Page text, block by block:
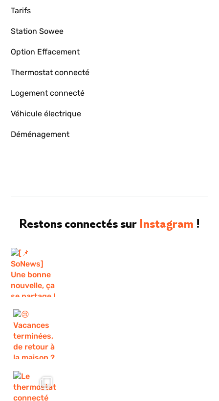
Tarifs
Station Sowee
Option Effacement
Thermostat connecté
Logement connecté
Véhicule électrique
Déménagement
Restons connectés sur Instagram !